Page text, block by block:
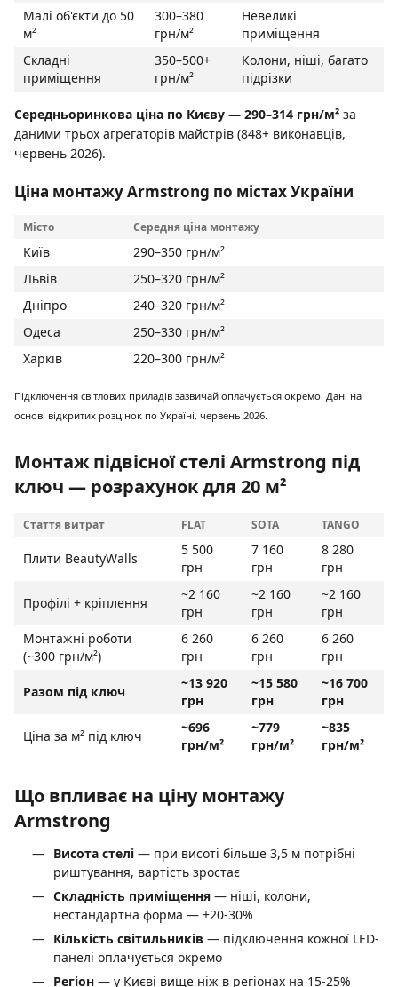
Малі об'єкти до 50
м²
300–380
грн/м²
Невеликі
приміщення
Складні
приміщення
350–500+
грн/м²
Колони, ніші, багато
підрізки
Середньоринкова ціна по Києву — 290–314 грн/м² за
даними трьох агрегаторів майстрів (848+ виконавців,
червень 2026).
Ціна монтажу Armstrong по містах України
Місто Середня ціна монтажу
Київ
290–350 грн/м²
Львів
250–320 грн/м²
Дніпро
240–320 грн/м²
Одеса
250–330 грн/м²
Харків
220–300 грн/м²
Підключення світлових приладів зазвичай оплачується окремо. Дані на
основі відкритих розцінок по Україні, червень 2026.
Монтаж підвісної стелі Armstrong під
ключ — розрахунок для 20 м²
Стаття витрат FLAT SOTA TANGO
Плити BeautyWalls
5 500
грн
7 160
грн
8 280
грн
Профілі + кріплення
~2 160
грн
~2 160
грн
~2 160
грн
Монтажні роботи
(~300 грн/м²)
6 260
грн
6 260
грн
6 260
грн
Разом під ключ
~13 920
грн
~15 580
грн
~16 700
грн
Ціна за м² під ключ
~696
грн/м²
~779
грн/м²
~835
грн/м²
Що впливає на ціну монтажу
Armstrong
Висота стелі — при висоті більше 3,5 м потрібні
риштування, вартість зростає
Складність приміщення — ніші, колони,
нестандартна форма — +20-30%
Кількість світильників — підключення кожної LED-
панелі оплачується окремо
Регіон — у Києві вище ніж в регіонах на 15-25%